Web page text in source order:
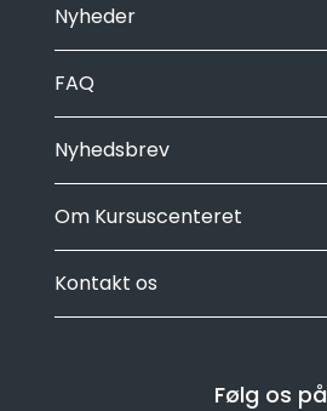
Nyheder
FAQ
Nyhedsbrev
Om Kursuscenteret
Kontakt os
Følg os på